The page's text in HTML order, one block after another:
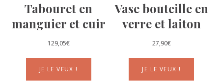
Tabouret en
manguier et cuir
129,05€
JE LE VEUX !
Vase bouteille en
verre et laiton
27,90€
JE LE VEUX !